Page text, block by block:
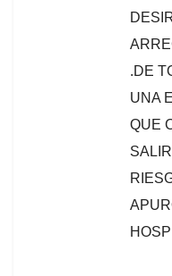
.DE
UNA
QUE